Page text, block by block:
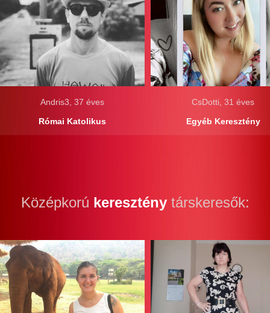
CsDotti, 31 éves
Egyéb Keresztény
Andris3, 37 éves
Római Katolikus
Középkorú kereszténytárskeresők: